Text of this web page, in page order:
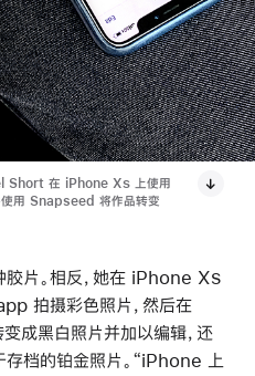
Short 在 iPhone XS 上使用
用 Snapseed 将作品转变
片。相反，她在 iPhone XS
拍摄彩色照片，然后在
成黑白照片并加以编辑，还
档的铂金照片。“iPhone 上